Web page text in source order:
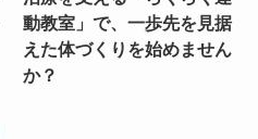
動教室」で、一歩先を見据
えた体づくりを始めません
か？